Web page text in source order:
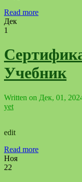
Read more
Дек
1
Учебник
Written on Дек, 01,
yet
edit
Read more
Ноя
22